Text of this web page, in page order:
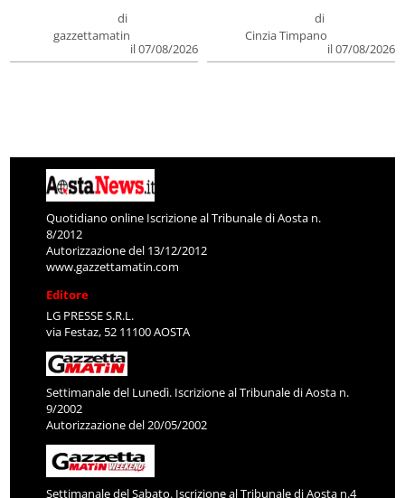
di
gazzettamatin
il 07/08/2026
di
Cinzia Timpano
il 07/08/2026
Quotidiano online Iscrizione al Tribunale di Aosta n.
8/2012
Autorizzazione del 13/12/2012
www.gazzettamatin.com
Editore
LG PRESSE S.R.L.
via Festaz, 52 11100 AOSTA
Settimanale del Lunedì. Iscrizione al Tribunale di Aosta n.
9/2002
Autorizzazione del 20/05/2002
Settimanale del Sabato. Iscrizione al Tribunale di Aosta n.4